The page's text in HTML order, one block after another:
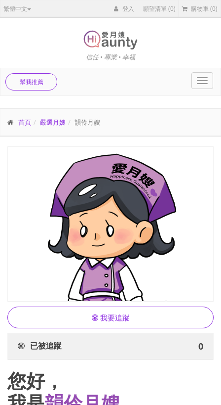
繁體中文 登入 願望清單(0) 購物車 (0)
信任 • 專業 • 幸福
幫我推薦
首頁 嚴選月嫂 韻伶月嫂
我要追蹤
已被追蹤 0
您好，